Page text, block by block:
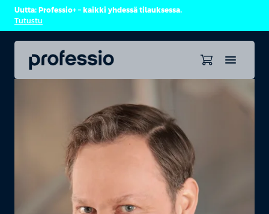
Uutta: Professio+ – kaikki yhdessä tilauksessa.
Tutustu